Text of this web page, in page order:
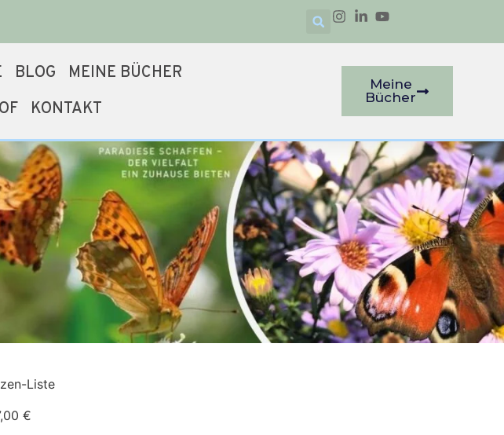
BLOG
MEINE BÜCHER
KONTAKT
Meine
Bücher
Liste
€